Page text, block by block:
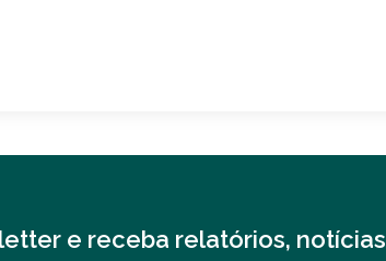
e receba relatórios, notícias